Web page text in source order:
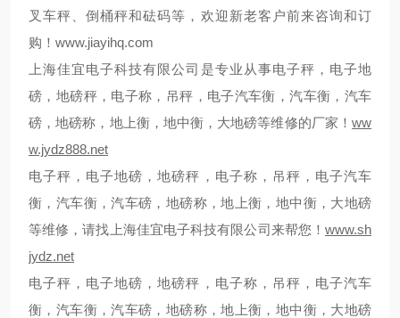
叉车秤、倒桶秤和砝码等，欢迎新老客户前来咨询和订
购！ www.jiayihq.com
上海佳宜电子科技有限公司是专业从事电子秤，电子地
磅，地磅秤，电子称，吊秤，电子汽车衡，汽车衡，汽车
磅，地磅称，地上衡，地中衡，大地磅等维修的厂家！ ww
w.jydz888.net
电子秤，电子地磅，地磅秤，电子称，吊秤，电子汽车
衡，汽车衡，汽车磅，地磅称，地上衡，地中衡，大地磅
等维修，请找上海佳宜电子科技有限公司来帮您！ www.sh
jydz.net
电子秤，电子地磅，地磅秤，电子称，吊秤，电子汽车
衡，汽车衡，汽车磅，地磅称，地上衡，地中衡，大地磅